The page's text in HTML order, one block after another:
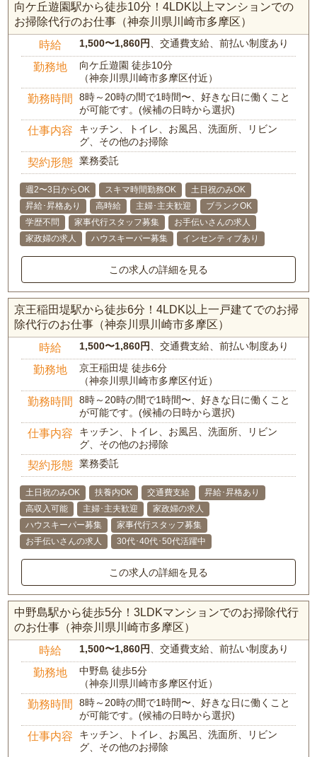
向ケ丘遊園駅から徒歩10分！4LDK以上マンションでの
お掃除代行のお仕事（神奈川県川崎市多摩区）
時給 1,500〜1,860円 、交通費支給、前払い制度あり
勤務地
向ケ丘遊園 徒歩10分
（神奈川県川崎市多摩区付近）
勤務時間
8時～20時の間で1時間〜、好きな日に働くこと
が可能です。(候補の日時から選択)
仕事内容
キッチン、トイレ、お風呂、洗面所、リビン
グ、その他のお掃除
契約形態 業務委託
週2〜3日からOK スキマ時間勤務OK
土日祝のみOK
昇給･昇格あり
高時給 主婦･主夫歓迎
ブランクOK
学歴不問
家事代行スタッフ募集
お手伝いさんの求人
家政婦の求人
ハウスキーパー募集 インセンティブあり
この求人の詳細を見る
京王稲田堤駅から徒歩6分！4LDK以上一戸建てでのお掃
除代行のお仕事（神奈川県川崎市多摩区）
時給 1,500〜1,860円 、交通費支給、前払い制度あり
勤務地
京王稲田堤 徒歩6分
（神奈川県川崎市多摩区付近）
勤務時間
8時～20時の間で1時間〜、好きな日に働くこと
が可能です。(候補の日時から選択)
仕事内容
キッチン、トイレ、お風呂、洗面所、リビン
グ、その他のお掃除
契約形態 業務委託
土日祝のみOK 扶養内OK 交通費支給
昇給･昇格あり
高収入可能
主婦･主夫歓迎
家政婦の求人
ハウスキーパー募集
家事代行スタッフ募集
お手伝いさんの求人
30代･40代･50代活躍中
この求人の詳細を見る
中野島駅から徒歩5分！3LDKマンションでのお掃除代行
のお仕事（神奈川県川崎市多摩区）
時給 1,500〜1,860円 、交通費支給、前払い制度あり
勤務地
中野島 徒歩5分
（神奈川県川崎市多摩区付近）
勤務時間
8時～20時の間で1時間〜、好きな日に働くこと
が可能です。(候補の日時から選択)
仕事内容
キッチン、トイレ、お風呂、洗面所、リビン
グ、その他のお掃除